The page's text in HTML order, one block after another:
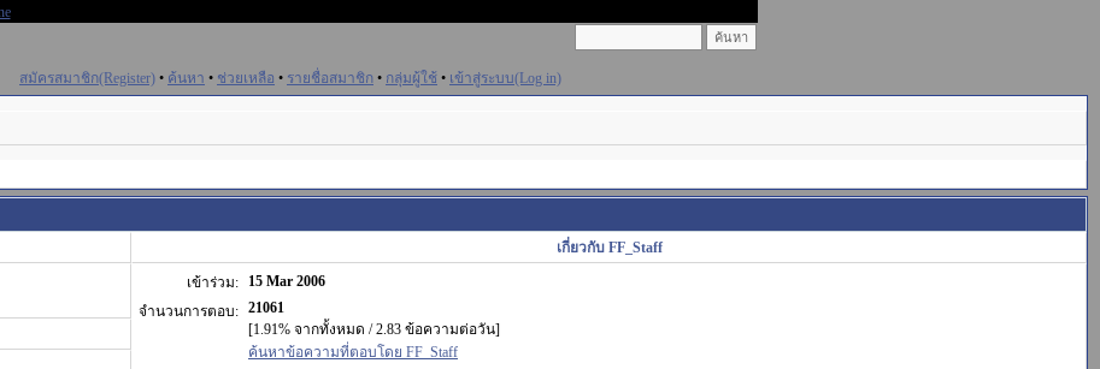
สมัครสมาชิก(Register) • ค้นหา • ช่วยเหลือ • รายชื่อสมาชิก • กลุ่มผู้ใช้ • เข้าสู่ระบบ(Log in)
เกี่ยวกับ FF_Staff
เข้าร่วม:
15 Mar 2006
จำนวนการตอบ: 21061
[1.91% จากทั้งหมด / 2.83 ข้อความต่อวัน]
ค้นหาข้อความที่ตอบโดย FF_Staff